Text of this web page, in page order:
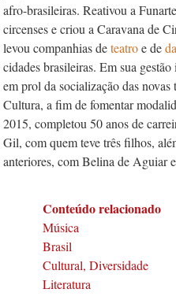
afro-brasileiras. Reativou a
circenses e criou a Caravana de
levou companhias deteatroe de
cidades brasileiras. Em sua
em prol da socialização das
Cultura, a fim de fomentar
2015, completou 50 anos de
Gil, com quem teve três filhos,
anteriores, com Belina de Aguiar
Conteúdo relacionado
Música
Brasil
Cultural, Diversidade
Literatura